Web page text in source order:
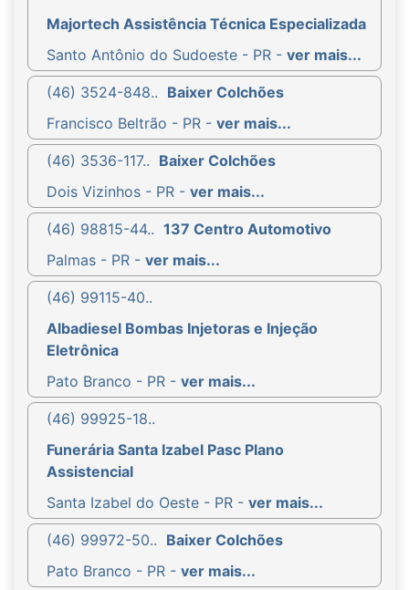
Majortech Assistência Técnica Especializada
Santo Antônio do Sudoeste - PR - ver mais...
(46) 3524-848.. Baixer Colchões
Francisco Beltrão - PR - ver mais...
(46) 3536-117.. Baixer Colchões
Dois Vizinhos - PR - ver mais...
(46) 98815-44.. 137 Centro Automotivo
Palmas - PR - ver mais...
(46) 99115-40..
Albadiesel Bombas Injetoras e Injeção
Eletrônica
Pato Branco - PR - ver mais...
(46) 99925-18..
Funerária Santa Izabel Pasc Plano
Assistencial
Santa Izabel do Oeste - PR - ver mais...
(46) 99972-50.. Baixer Colchões
Pato Branco - PR - ver mais...